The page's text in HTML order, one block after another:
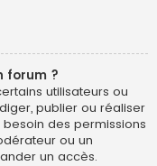
forum ?
utilisateurs ou
publier ou réaliser
des permissions
ou un
un accès.